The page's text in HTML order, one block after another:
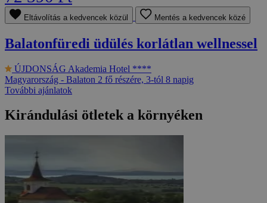
Eltávolítás a kedvencek közül Mentés a kedvencek közé
Balatonfüredi üdülés korlátlan wellnessel
ÚJDONSÁG Akademia Hotel ****
Magyarország - Balaton 2 fő részére, 3-tól 8 napig
További ajánlatok
Kirándulási ötletek a környéken